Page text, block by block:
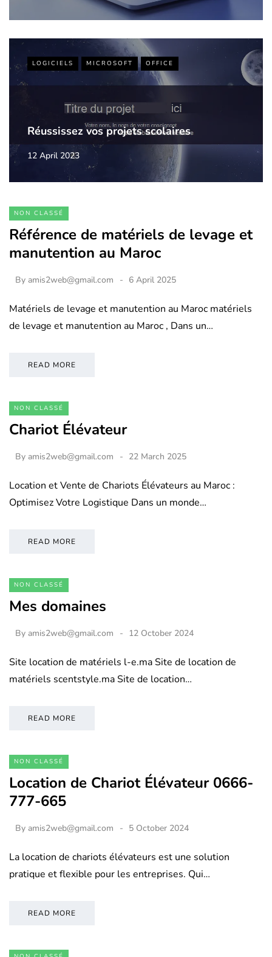
LOGICIELS MICROSOFT OFFICE
Réussissez vos projets scolaires
12 April 2023
NON CLASSÉ
Référence de matériels de levage et
manutention au Maroc
By amis2web@gmail.com 6 April 2025
Matériels de levage et manutention au Maroc matériels
de levage et manutention au Maroc , Dans un…
READ MORE
NON CLASSÉ
Chariot Élévateur
By amis2web@gmail.com 22 March 2025
Location et Vente de Chariots Élévateurs au Maroc :
Optimisez Votre Logistique Dans un monde…
READ MORE
NON CLASSÉ
Mes domaines
By amis2web@gmail.com 12 October 2024
Site location de matériels l-e.ma Site de location de
matériels scentstyle.ma Site de location…
READ MORE
NON CLASSÉ
Location de Chariot Élévateur 0666-
777-665
By amis2web@gmail.com 5 October 2024
La location de chariots élévateurs est une solution
pratique et flexible pour les entreprises. Qui…
READ MORE